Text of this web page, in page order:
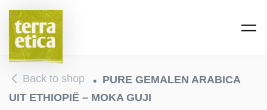
Skip to main content
Back to shop
PURE GEMALEN ARABICA
UIT ETHIOPIË – MOKA GUJI